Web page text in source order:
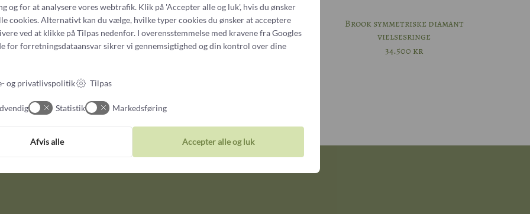
56
63
64
67
Inanna vielsesringe
38.800kr
Udsolgt Unika
Brook symmetriske diamant
vielsesringe
34.500 kr
og for at analysere vores webtrafik. Klik på 'Accepter alle og luk', hvis du ønsker
cookies. Alternativt kan du vælge, hvilke typer cookies du ønsker at acceptere
ved at klikke på Tilpas nedenfor. I overensstemmelse med kravene fraGoogles
for forretningsdataansvarsikrer vi gennemsigtighed og din kontrol over dine
og privatlivspolitik Tilpas
Statistik Markedsføring
Afvis alle Accepter alle og luk